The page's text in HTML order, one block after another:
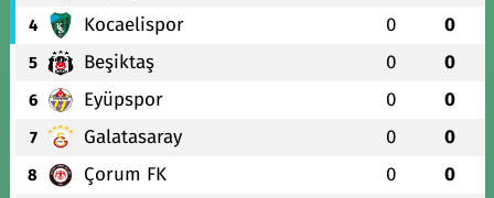
4 Kocaelispor 0 0
5 Beşiktaş 0 0
6 Eyüpspor 0 0
7 Galatasaray 0 0
8 Çorum FK 0 0